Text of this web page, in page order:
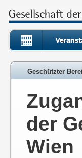
Geschützter
der
Wien